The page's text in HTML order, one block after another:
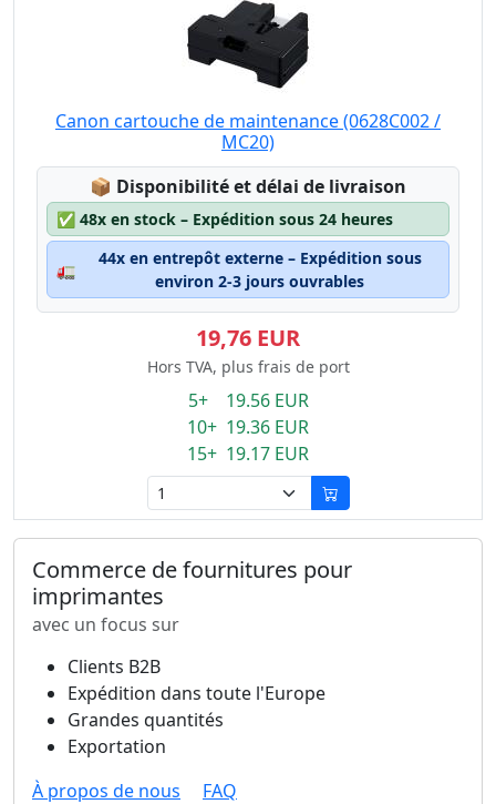
Canon cartouche de maintenance (0628C002 /
MC20)
📦 Lagerstatus:
Disponibilité et délai de livraison
✅ 48x en stock – Expédition sous 24 heures
🚛
44x en entrepôt externe – Expédition sous
environ 2-3 jours ouvrables
19,76 EUR
Hors TVA, plus frais de port
5+ 19.56 EUR
10+ 19.36 EUR
15+ 19.17 EUR
Commerce de fournitures pour
imprimantes
avec un focus sur
Clients B2B
Expédition dans toute l'Europe
Grandes quantités
Exportation
À propos de nous
FAQ